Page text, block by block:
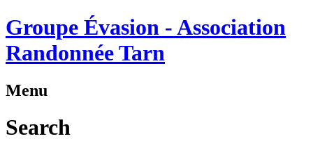
Groupe Évasion - Association
Randonnée Tarn
Menu
Search